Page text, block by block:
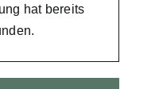
JOKA Golf
hat bereits